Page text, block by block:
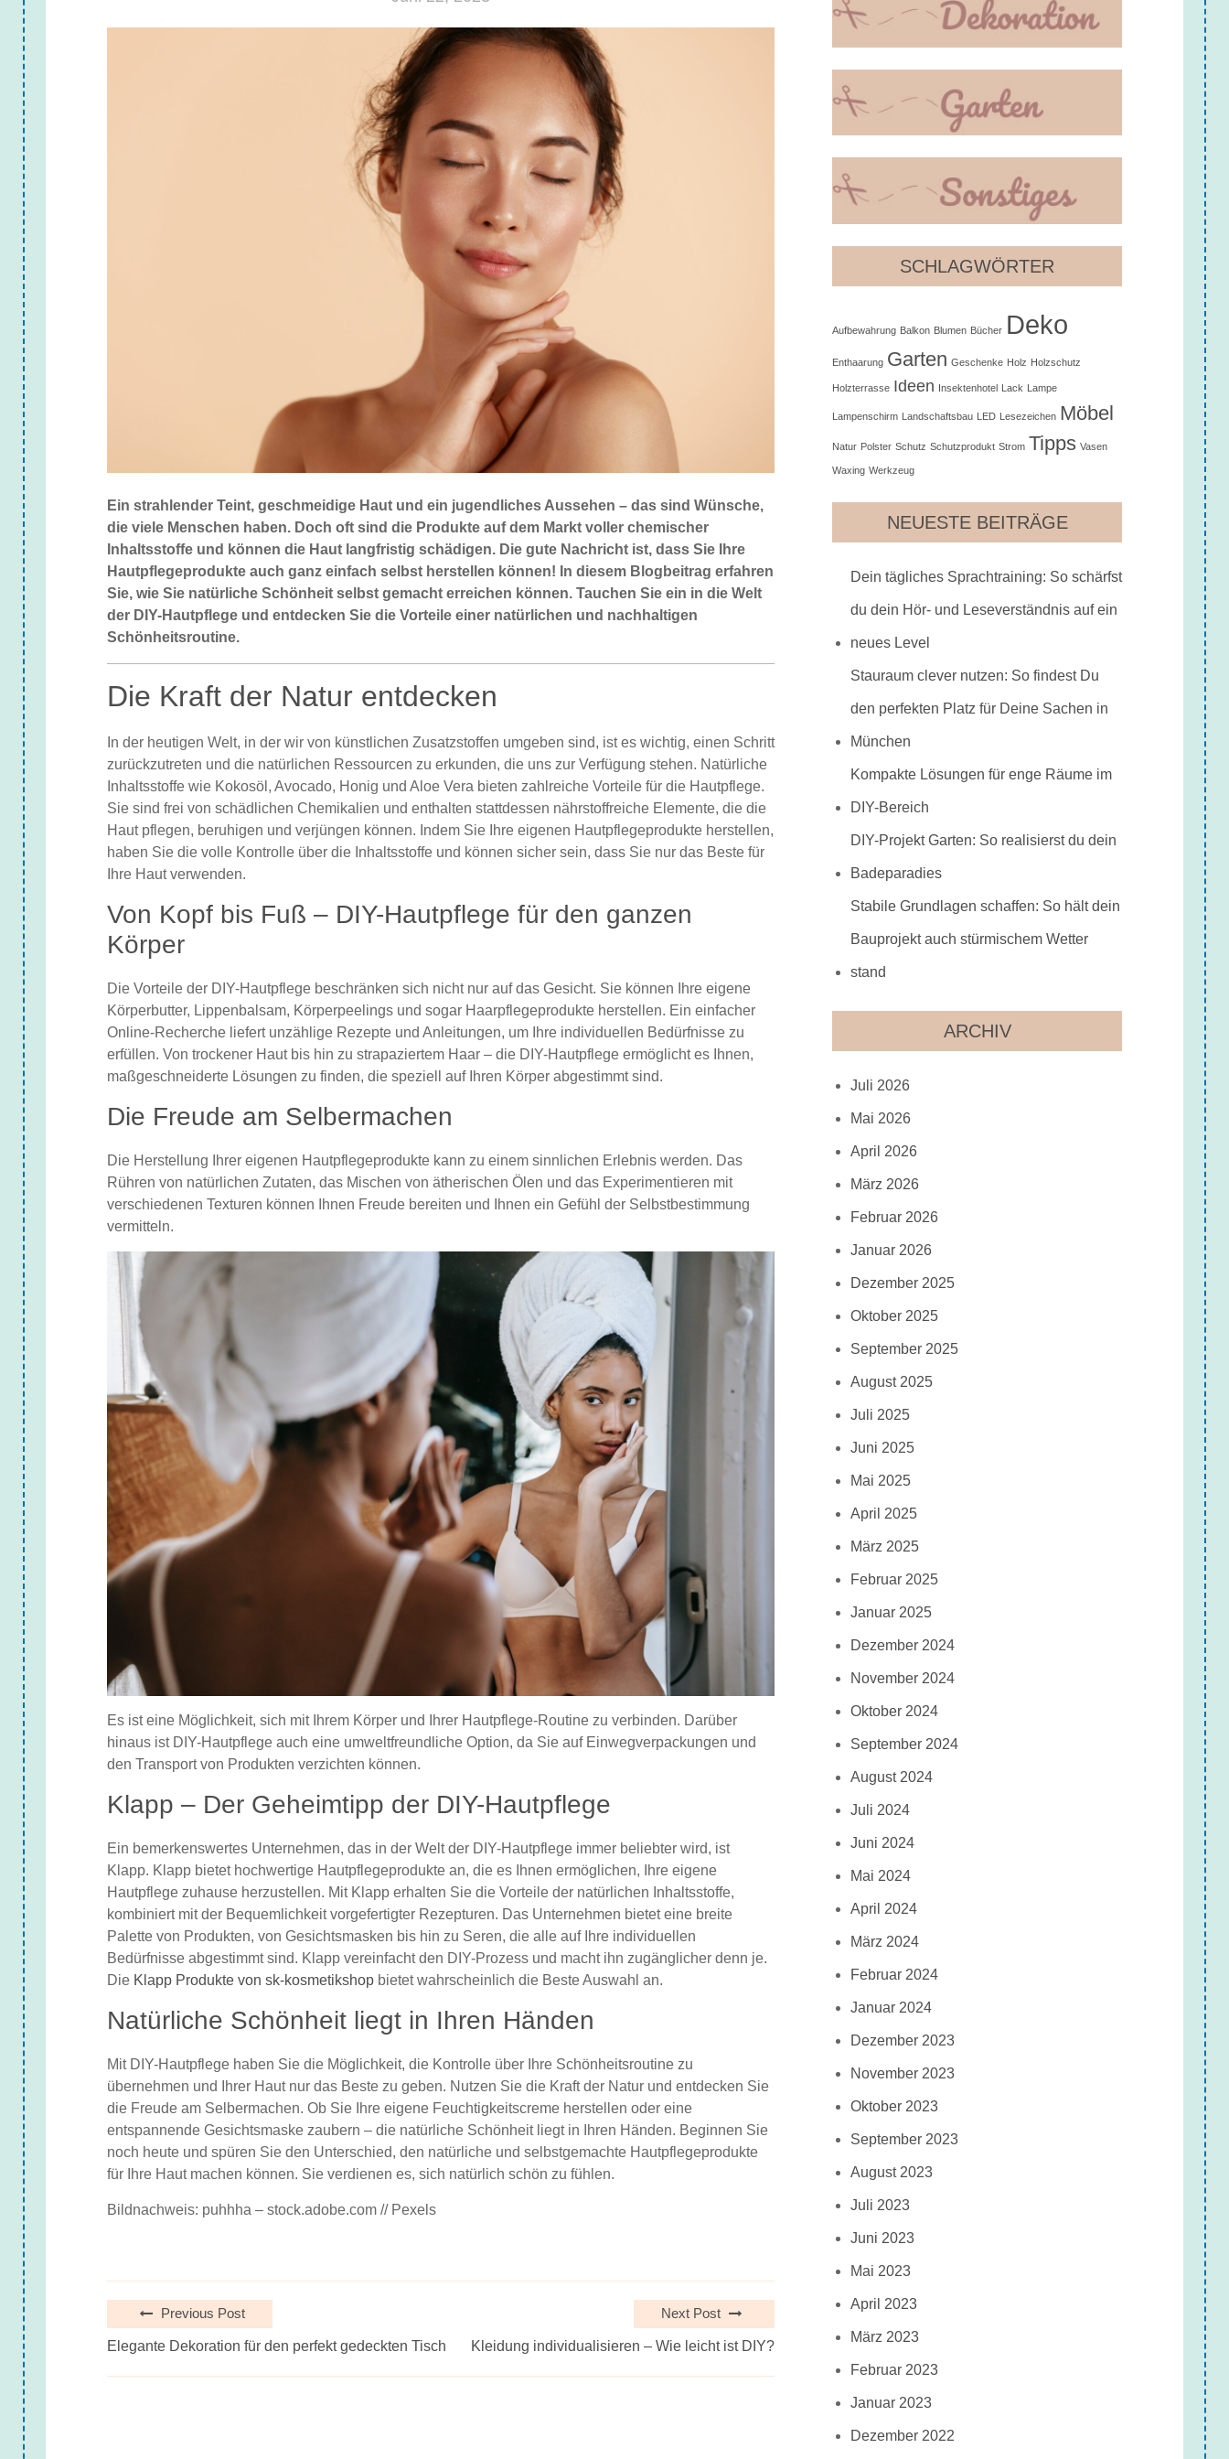
Ein strahlender Teint, geschmeidige Haut und ein jugendliches Aussehen – das sind Wünsche,
die viele Menschen haben. Doch oft sind die Produkte auf dem Markt voller chemischer
Inhaltsstoffe und können die Haut langfristig schädigen. Die gute Nachricht ist, dass Sie Ihre
Hautpflegeprodukte auch ganz einfach selbst herstellen können! In diesem Blogbeitrag erfahren
Sie, wie Sie natürliche Schönheit selbst gemacht erreichen können. Tauchen Sie ein in die Welt
der DIY-Hautpflege und entdecken Sie die Vorteile einer natürlichen und nachhaltigen
Schönheitsroutine.
Die Kraft der Natur entdecken
In der heutigen Welt, in der wir von künstlichen Zusatzstoffen umgeben sind, ist es wichtig, einen Schritt
zurückzutreten und die natürlichen Ressourcen zu erkunden, die uns zur Verfügung stehen. Natürliche
Inhaltsstoffe wie Kokosöl, Avocado, Honig und Aloe Vera bieten zahlreiche Vorteile für die Hautpflege.
Sie sind frei von schädlichen Chemikalien und enthalten stattdessen nährstoffreiche Elemente, die die
Haut pflegen, beruhigen und verjüngen können. Indem Sie Ihre eigenen Hautpflegeprodukte herstellen,
haben Sie die volle Kontrolle über die Inhaltsstoffe und können sicher sein, dass Sie nur das Beste für
Ihre Haut verwenden.
Von Kopf bis Fuß – DIY-Hautpflege für den ganzen
Körper
Die Vorteile der DIY-Hautpflege beschränken sich nicht nur auf das Gesicht. Sie können Ihre eigene
Körperbutter, Lippenbalsam, Körperpeelings und sogar Haarpflegeprodukte herstellen. Ein einfacher
Online-Recherche liefert unzählige Rezepte und Anleitungen, um Ihre individuellen Bedürfnisse zu
erfüllen. Von trockener Haut bis hin zu strapaziertem Haar – die DIY-Hautpflege ermöglicht es Ihnen,
maßgeschneiderte Lösungen zu finden, die speziell auf Ihren Körper abgestimmt sind.
Die Freude am Selbermachen
Die Herstellung Ihrer eigenen Hautpflegeprodukte kann zu einem sinnlichen Erlebnis werden. Das
Rühren von natürlichen Zutaten, das Mischen von ätherischen Ölen und das Experimentieren mit
verschiedenen Texturen können Ihnen Freude bereiten und Ihnen ein Gefühl der Selbstbestimmung
vermitteln.
Es ist eine Möglichkeit, sich mit Ihrem Körper und Ihrer Hautpflege-Routine zu verbinden. Darüber
hinaus ist DIY-Hautpflege auch eine umweltfreundliche Option, da Sie auf Einwegverpackungen und
den Transport von Produkten verzichten können.
Klapp – Der Geheimtipp der DIY-Hautpflege
Ein bemerkenswertes Unternehmen, das in der Welt der DIY-Hautpflege immer beliebter wird, ist
Klapp. Klapp bietet hochwertige Hautpflegeprodukte an, die es Ihnen ermöglichen, Ihre eigene
Hautpflege zuhause herzustellen. Mit Klapp erhalten Sie die Vorteile der natürlichen Inhaltsstoffe,
kombiniert mit der Bequemlichkeit vorgefertigter Rezepturen. Das Unternehmen bietet eine breite
Palette von Produkten, von Gesichtsmasken bis hin zu Seren, die alle auf Ihre individuellen
Bedürfnisse abgestimmt sind. Klapp vereinfacht den DIY-Prozess und macht ihn zugänglicher denn je.
Die Klapp Produkte von sk-kosmetikshop bietet wahrscheinlich die Beste Auswahl an.
Natürliche Schönheit liegt in Ihren Händen
Mit DIY-Hautpflege haben Sie die Möglichkeit, die Kontrolle über Ihre Schönheitsroutine zu
übernehmen und Ihrer Haut nur das Beste zu geben. Nutzen Sie die Kraft der Natur und entdecken Sie
die Freude am Selbermachen. Ob Sie Ihre eigene Feuchtigkeitscreme herstellen oder eine
entspannende Gesichtsmaske zaubern – die natürliche Schönheit liegt in Ihren Händen. Beginnen Sie
noch heute und spüren Sie den Unterschied, den natürliche und selbstgemachte Hautpflegeprodukte
für Ihre Haut machen können. Sie verdienen es, sich natürlich schön zu fühlen.
Bildnachweis: puhhha – stock.adobe.com // Pexels
Previous Post
Elegante Dekoration für den perfekt gedeckten Tisch
Next Post
Kleidung individualisieren – Wie leicht ist DIY?
SCHLAGWÖRTER
Aufbewahrung Balkon Blumen Bücher Deko
Enthaarung Garten Geschenke Holz Holzschutz
Holzterrasse Ideen Insektenhotel Lack Lampe
Lampenschirm Landschaftsbau LED Lesezeichen Möbel
Natur Polster Schutz Schutzprodukt Strom Tipps Vasen
Waxing Werkzeug
NEUESTE BEITRÄGE
Dein tägliches Sprachtraining: So schärfst
du dein Hör- und Leseverständnis auf ein
neues Level
Stauraum clever nutzen: So findest Du
den perfekten Platz für Deine Sachen in
München
Kompakte Lösungen für enge Räume im
DIY-Bereich
DIY-Projekt Garten: So realisierst du dein
Badeparadies
Stabile Grundlagen schaffen: So hält dein
Bauprojekt auch stürmischem Wetter
stand
ARCHIV
Juli 2026
Mai 2026
April 2026
März 2026
Februar 2026
Januar 2026
Dezember 2025
Oktober 2025
September 2025
August 2025
Juli 2025
Juni 2025
Mai 2025
April 2025
März 2025
Februar 2025
Januar 2025
Dezember 2024
November 2024
Oktober 2024
September 2024
August 2024
Juli 2024
Juni 2024
Mai 2024
April 2024
März 2024
Februar 2024
Januar 2024
Dezember 2023
November 2023
Oktober 2023
September 2023
August 2023
Juli 2023
Juni 2023
Mai 2023
April 2023
März 2023
Februar 2023
Januar 2023
Dezember 2022